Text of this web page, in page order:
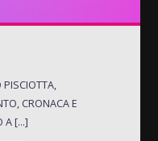
CRONACA E
A [...]